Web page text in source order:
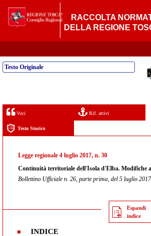
RACCOLTA
DELLA REGIONE
Testo Originale
Voci Rif. attivi
Testo Storico
Legge regionale 4 luglio 2017, n. 30
Continuità territoriale dell'Isola d'Elba. Modifiche
Bollettino Ufficiale n. 26, parte prima, del 5 luglio 2017
Espandi
indice
INDICE